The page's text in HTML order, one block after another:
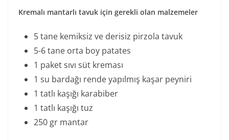
Kremalı mantarlı tavuk için gerekli olan malzemeler
5 tane kemiksiz ve derisiz pirzola tavuk
5-6 tane orta boy patates
1 paket sıvı süt kreması
1 su bardağı rende yapılmış kaşar peyniri
1 tatlı kaşığı karabiber
1 tatlı kaşığı tuz
250 gr mantar